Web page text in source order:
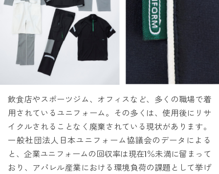
飲食店やスポーツジム、オフィスなど、多くの職場で着
用されているユニフォーム。その多くは、使用後にリサ
イクルされることなく廃棄されている現状があります。
一般社団法人日本ユニフォーム協議会のデータによる
と、企業ユニフォームの回収率は現在1％未満に留まって
おり、アパレル産業における環境負荷の課題として挙げ